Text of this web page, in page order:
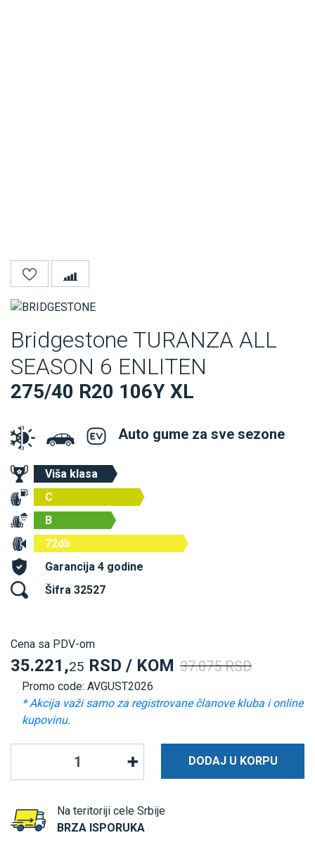
Bridgestone TURANZA ALL
SEASON 6 ENLITEN
275/40 R20 106Y XL
Auto gume za sve sezone
Viša klasa
C
B
72db
Garancija 4 godine
Šifra 32527
Cena sa PDV-om
35.221,25 RSD / KOM 37.075 RSD
Promo code: AVGUST2026
* Akcija važi samo za registrovane članove kluba i online
kupovinu.
DODAJ U KORPU
Na teritoriji cele Srbije
BRZA ISPORUKA